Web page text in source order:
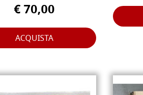
€ 70,00
ACQUISTA